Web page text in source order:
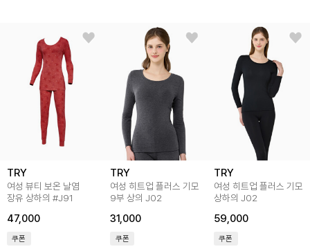
TRY
여성 뷰티 보온 날염
장유 상하의 #J91
47,000
쿠폰
TRY
여성 히트업 플러스 기모
9부 상의 J02
31,000
쿠폰
TRY
여성 히트업 플러스 기모
상하의 J02
59,000
쿠폰